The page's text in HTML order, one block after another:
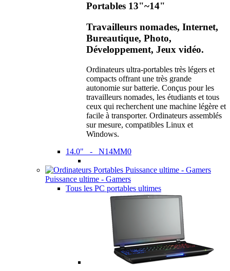
Portables 13"~14"
Travailleurs nomades, Internet,
Bureautique, Photo,
Développement, Jeux vidéo.
Ordinateurs ultra-portables très légers et
compacts offrant une très grande
autonomie sur batterie. Conçus pour les
travailleurs nomades, les étudiants et tous
ceux qui recherchent une machine légère et
facile à transporter. Ordinateurs assemblés
sur mesure, compatibles Linux et
Windows.
14.0" - N14MM0
Puissance ultime - Gamers
Tous les PC portables ultimes